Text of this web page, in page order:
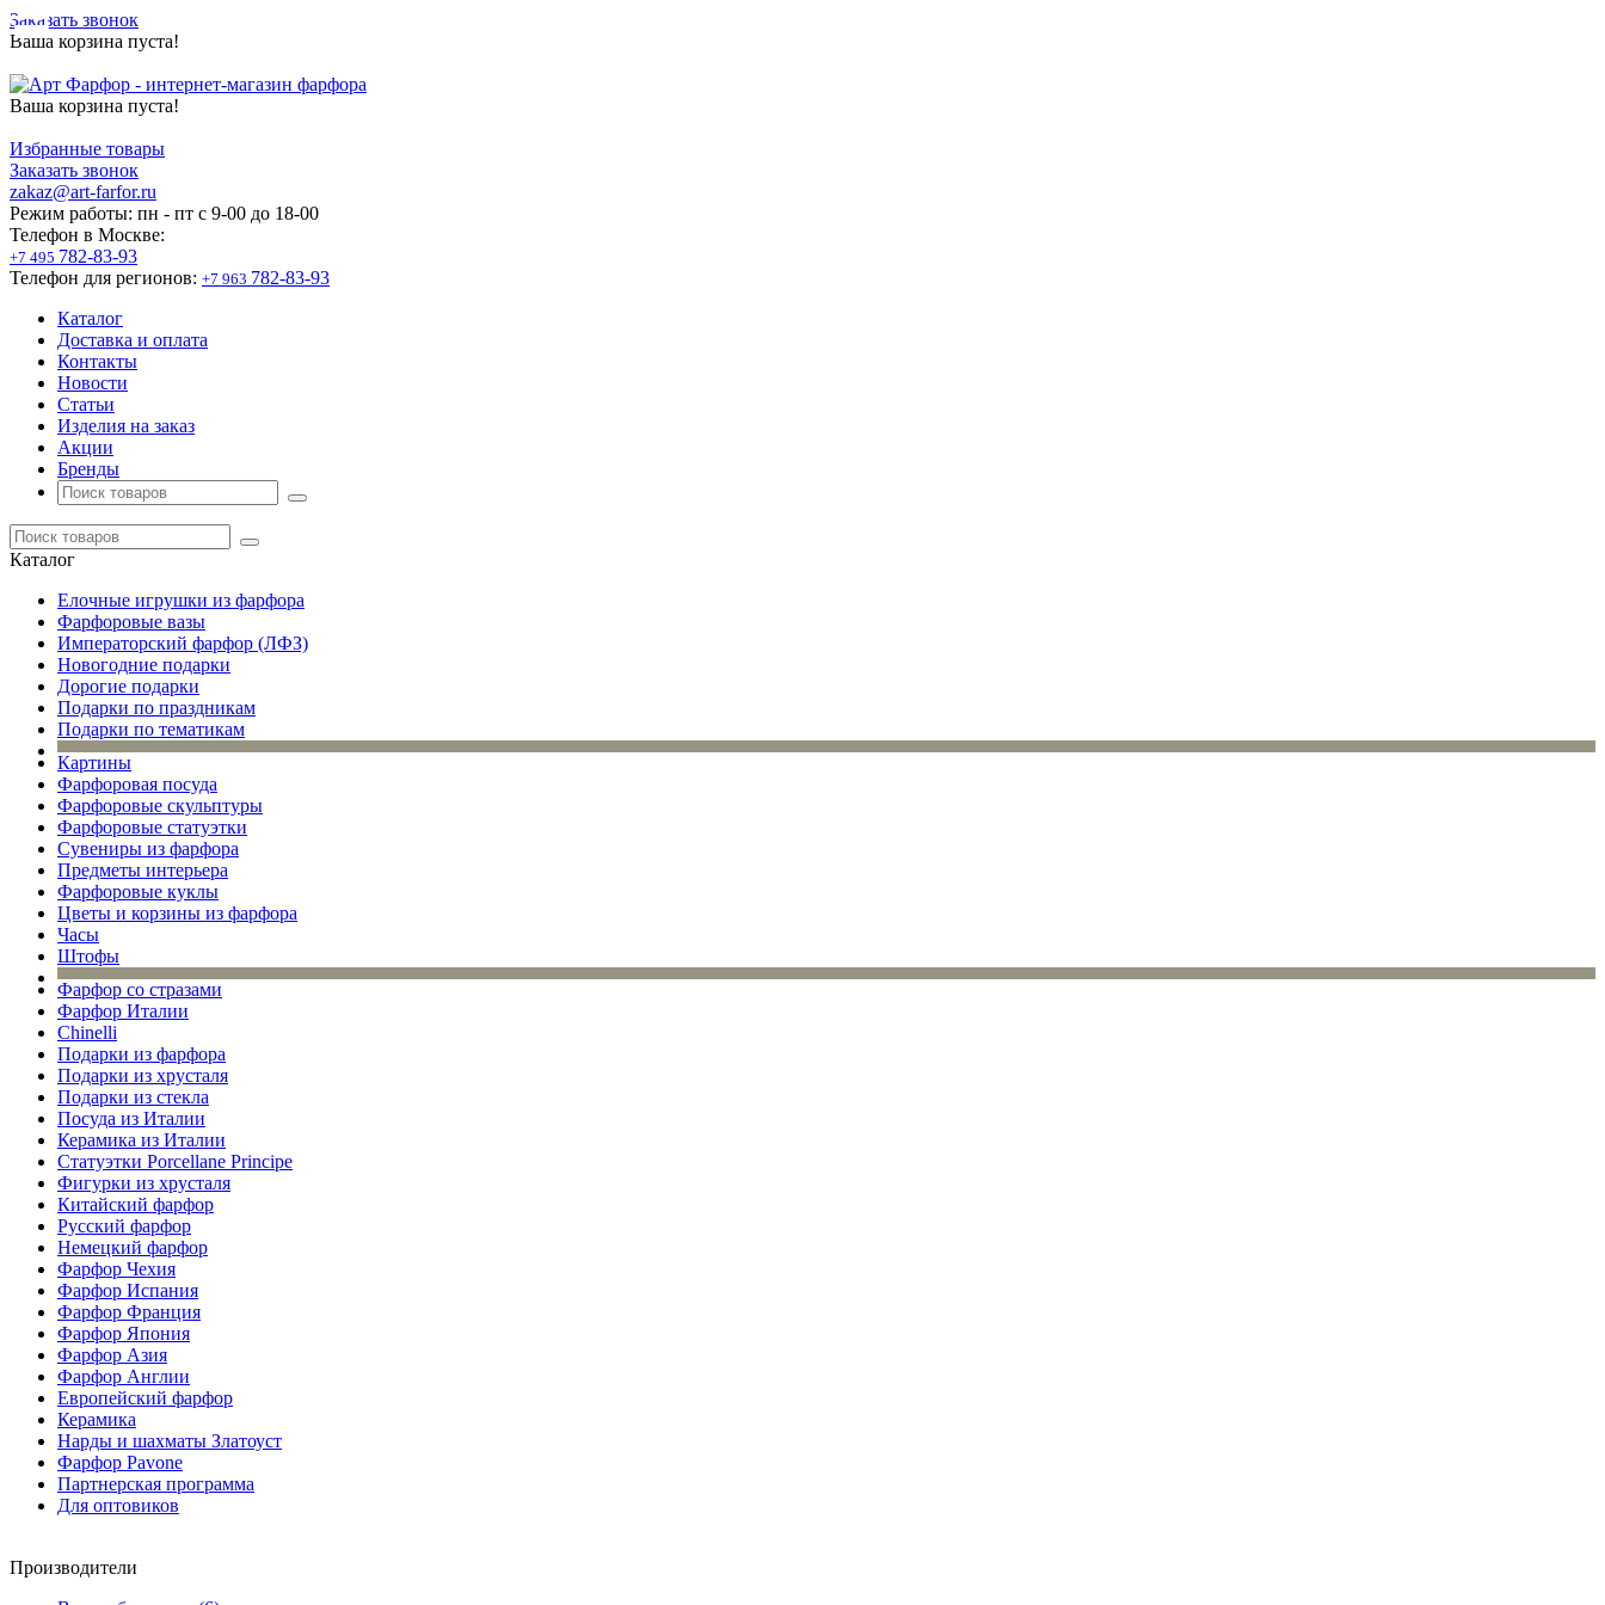
Заказать звонок
Ваша корзина пуста!
Ваша корзина пуста!
Избранные товары
Заказать звонок
zakaz@art-farfor.ru
Режим работы: пн - пт c 9-00 до 18-00
Телефон в Москве:
+7 495 782-83-93
Телефон для регионов: +7 963 782-83-93
Каталог
Доставка и оплата
Контакты
Новости
Статьи
Изделия на заказ
Акции
Бренды
Каталог
Елочные игрушки из фарфора
Фарфоровые вазы
Императорский фарфор (ЛФЗ)
Новогодние подарки
Дорогие подарки
Подарки по праздникам
Подарки по тематикам
Картины
Фарфоровая посуда
Фарфоровые скульптуры
Фарфоровые статуэтки
Сувениры из фарфора
Предметы интерьера
Фарфоровые куклы
Цветы и корзины из фарфора
Часы
Штофы
Фарфор со стразами
Фарфор Италии
Chinelli
Подарки из фарфора
Подарки из хрусталя
Подарки из стекла
Посуда из Италии
Керамика из Италии
Статуэтки Porcellane Principe
Фигурки из хрусталя
Китайский фарфор
Русский фарфор
Немецкий фарфор
Фарфор Чехия
Фарфор Испания
Фарфор Франция
Фарфор Япония
Фарфор Азия
Фарфор Англии
Европейский фарфор
Керамика
Нарды и шахматы Златоуст
Фарфор Pavone
Партнерская программа
Для оптовиков
Производители